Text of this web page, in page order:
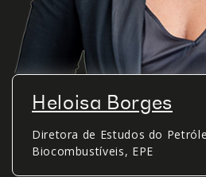
Heloisa Borges
Diretora de Estudos do
Biocombustíveis, EPE